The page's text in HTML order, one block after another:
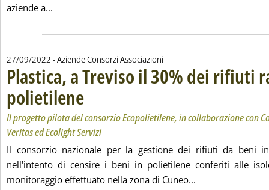
aziende a...
27/09/2022 - Aziende Consorzi Associazioni
Plastica, a Treviso il 30% dei rifiuti
polietilene
Il progetto pilota del consorzio Ecopolietilene, in collaborazione con
Veritas ed Ecolight Servizi
Il consorzio nazionale per la gestione dei rifiuti da beni
nell'intento di censire i beni in polietilene conferiti alle
monitoraggio effettuato nella zona di Cuneo...